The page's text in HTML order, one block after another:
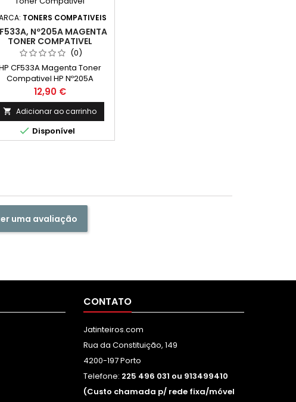
TONERS COMPATIVEIS
Nº205A MAGENTA
TONER COMPATIVEL
(0)
CF533A Magenta Toner
Compativel HP Nº205A
Capacidade: 900 Pág.
Preço
12,90 €
 Adicionar ao carrinho
 Disponível
uma avaliação
CONTATO
Jatinteiros.com
Rua da Constituição, 149
4200-197 Porto
Telefone: 225 496 031 ou 913499410
(Custo chamada p/ rede fixa/móvel